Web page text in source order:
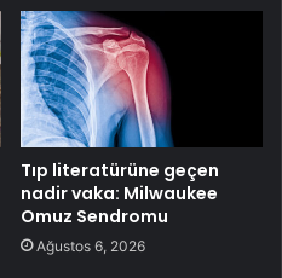
Tıp literatürüne geçen
nadir vaka: Milwaukee
Omuz Sendromu
Ağustos 6, 2026